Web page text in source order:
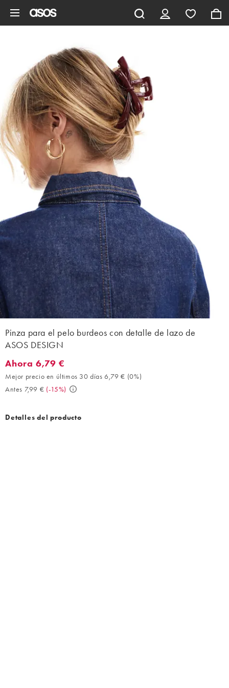
Pinza para el pelo burdeos con detalle de lazo de
ASOS DESIGN
Ahora 6,79 €. Mejor precio en últimos 30 días 6,79 € (0%).
Ahora 6,79 €
Mejor precio en últimos 30 días 6,79 € (0%)
Antes 7,99 € (-15%)
Detalles del producto